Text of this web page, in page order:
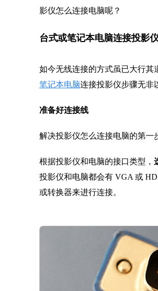
影仪怎么连接电脑呢？
台式或笔记本电脑连接投影
如今无线连接的方式虽已大行其
笔记本电脑连接投影仪步骤无非
准备好连接线
解决投影仪怎么连接电脑的第一
根据投影仪和电脑的接口类型，
投影仪和电脑都会有 VGA 或
或转换器来进行连接。